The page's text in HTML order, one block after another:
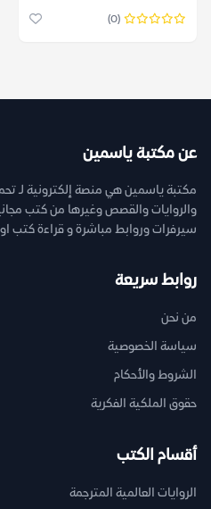
الروتينية والعادات الخاصة
(0)
عن مكتبة ياسمين
مكتبة ياسمين هي منصة إلكترونية لـ
سيرفرات وروابط مباشرة و قراءة كتب
روابط سريعة
من نحن
سياسة الخصوصية
الشروط والأحكام
حقوق الملكية الفكرية
أقسام الكتب
الروايات العالمية المترجمة